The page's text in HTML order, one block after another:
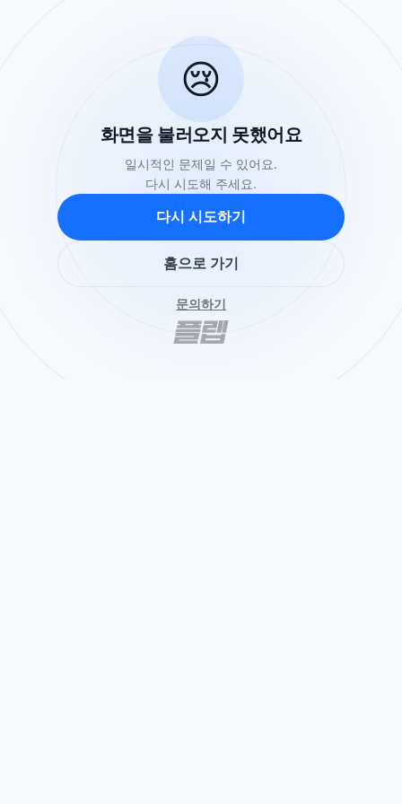
😢
화면을 불러오지 못했어요
일시적인 문제일 수 있어요.
다시 시도해 주세요.
다시 시도하기
홈으로 가기
문의하기